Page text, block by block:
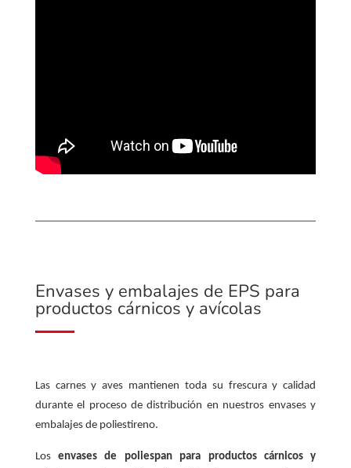
Envases y embalajes de EPS para
productos cárnicos y avícolas
Las carnes y aves mantienen toda su frescura y calidad
durante el proceso de distribución en nuestros envases y
embalajes de poliestireno.
Losenvases de poliespan para productos cárnicos y